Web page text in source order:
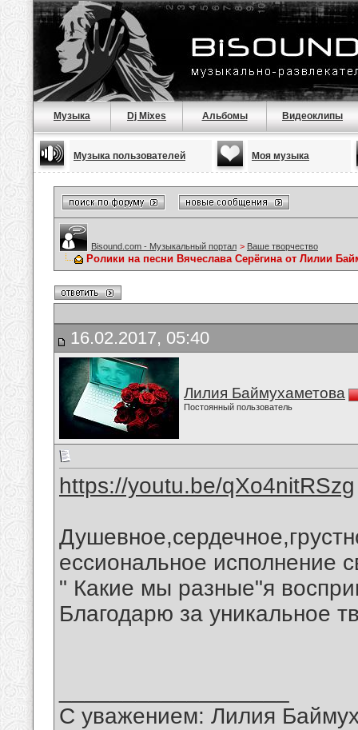
Музыка Dj Mixes Альбомы Видеоклипы
Музыка пользователей Моя музыка
Bisound.com - Музыкальный портал > Ваше творчество
Ролики на песни Вячеслава Серёгина от Лилии
16.02.2017, 05:40
Лилия Баймухаметова
Постоянный пользователь
https://youtu.be/qXo4nitRSzg
ессиональное исполнение
" Какие мы разные"я
Благодарю за уникальное
С уважением: Лилия